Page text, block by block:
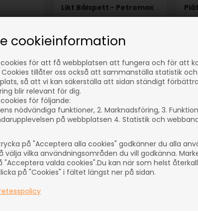
cookieinformation
för att få webbplatsen att fungera och för att
tillåter oss också att sammanställa statistik
så att vi kan säkerställa att sidan ständigt
blir relevant för dig.
för följande:
nödvändiga funktioner, 2. Marknadsföring, 3.
på webbplatsen 4. Statistik och
på "Acceptera alla cookies" godkänner du alla
välja vilka användningsområden du vill godkänna.
"Acceptera valda cookies".Du kan när som helst
på "Cookies" i fältet längst ner på sidan.
Likt Bålspett - Petromax
399,00SEK
Eventuellt
leveranskostnader
Artikelnummer: 53525